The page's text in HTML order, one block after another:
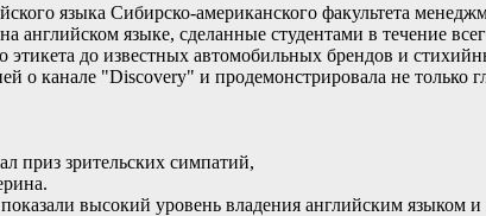
языка Сибирско-американского факультета
английском языке, сделанные студентами в течение
до известных автомобильных брендов и
о канале "Discovery" и продемонстрировала не
приз зрительских симпатий,
высокий уровень владения английским языком и